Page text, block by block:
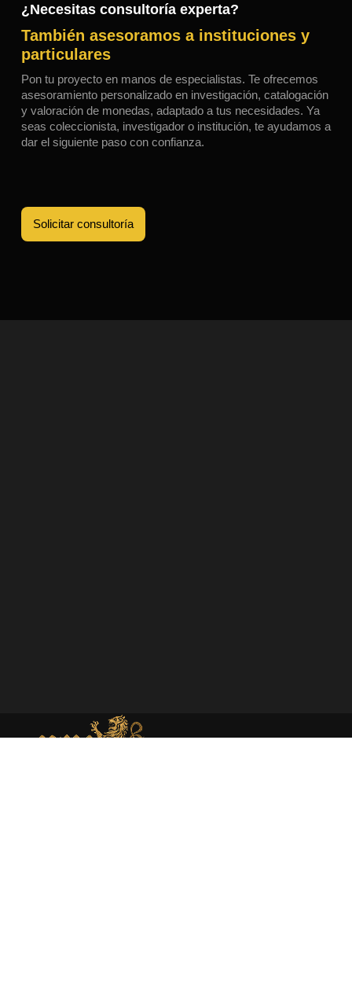
¿Necesitas consultoría experta?
También asesoramos a instituciones y
particulares
Pon tu proyecto en manos de especialistas. Te ofrecemos
asesoramiento personalizado en investigación, catalogación
y valoración de monedas, adaptado a tus necesidades. Ya
seas coleccionista, investigador o institución, te ayudamos a
dar el siguiente paso con confianza.
Solicitar consultoría